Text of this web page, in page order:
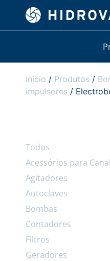
Início / Produtos /
impulsores /
Todos
Acessórios para
Agitadores
Autoclaves
Bombas
Contadores
Filtros
Geradores